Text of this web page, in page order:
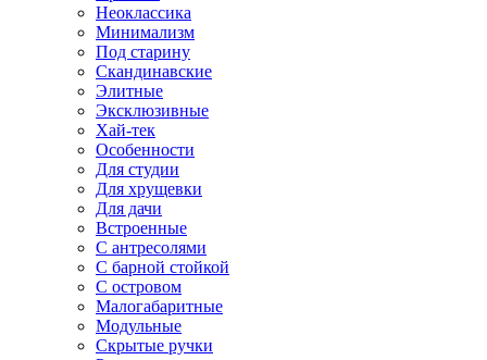
Неоклассика
Минимализм
Под старину
Скандинавские
Элитные
Эксклюзивные
Хай-тек
Особенности
Для студии
Для хрущевки
Для дачи
Встроенные
С антресолями
С барной стойкой
С островом
Малогабаритные
Модульные
Скрытые ручки